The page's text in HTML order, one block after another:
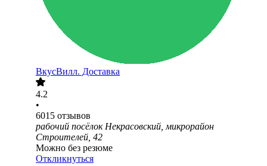
ВкусВилл. Доставка
4.2
•
6015 отзывов
рабочий посёлок Некрасовский, микрорайон
Строителей, 42
Можно без резюме
Откликнуться